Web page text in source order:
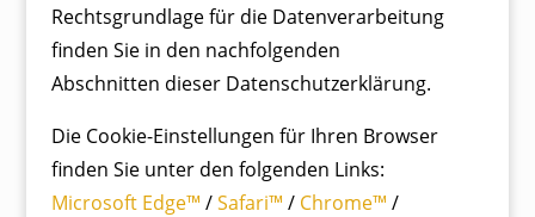
Rechtsgrundlage für die Datenverarbeitung
finden Sie in den nachfolgenden
Abschnitten dieser Datenschutzerklärung.
Die Cookie-Einstellungen für Ihren Browser
finden Sie unter den folgenden Links:
Microsoft Edge™ /Safari™ / Chrome™ /